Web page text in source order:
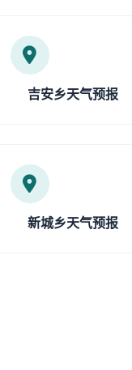
吉安乡天气预报
新城乡天气预报